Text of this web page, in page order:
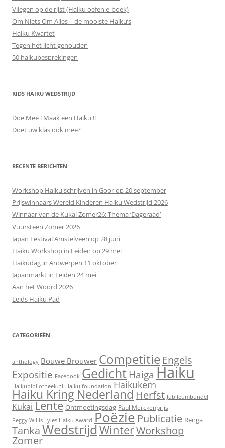
Vliegen op de rijst (Haiku oefen e-boek)
Om Niets Om Alles – de mooiste Haiku’s
Haiku Kwartet
Tegen het licht gehouden
50 haikubesprekingen
KIDS HAIKU WEDSTRIJD
Doe Mee ! Maak een Haiku !!
Doet uw klas ook mee?
RECENTE BERICHTEN
Workshop Haiku schrijven in Goor op 20 september
Prijswinnaars Wereld Kinderen Haiku Wedstrijd 2026
Winnaar van de Kukai Zomer26: Thema ‘Dageraad’
Vuursteen Zomer 2026
Japan Festival Amstelveen op 28 juni
Haiku Workshop in Leiden op 29 mei
Haikudag in Antwerpen 11 oktober
Japanmarkt in Leiden 24 mei
Aan het Woord 2026
Leids Haiku Pad
CATEGORIEËN
anthology Bouwe Brouwer Competitie Engels
Expositie Facebook Gedicht Haiga Haiku
Haikubibliotheek.nl Haiku foundation Haikukern
Haiku Kring Nederland Herfst Jubileumbundel
Kukai Lente Ontmoetingsdag Paul Merckenprijs
Peggy Willis Lyles Haiku Award Poëzie Publicatie Renga
TankaWedstrijdWinterWorkshop
Zomer